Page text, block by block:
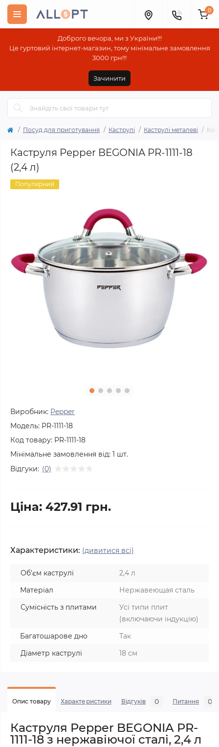
Доброго вечора, ми з України!!!
Це гуртовий інтернет-магазин, тому мінімальне замовлення
3000 грн!!!
Зачинити
0
Посуд для приготування Каструлі Каструлі металеві
Каструля Pepper BEGONIA PR-1111-18
(2,4 л)
Популярний
Виробник: Pepper
Модель: PR-1111-18
Код товару: PR-1111-18
Мінімальне замовлення від: 1 шт.
Відгуки: (0)
Ціна: 427.91 грн.
Характеристики: (дивитися всі)
Об'єм каструлі
2,4 л
Матеріал
Нержавеющая сталь
Сумісність з плитами
Усі типи плит
(включаючи індукцію)
Багатошарове дно
Так
Діаметр каструлі
18 см
Опис товару Характеристики Відгуків 0 Питання 0
Каструля Pepper BEGONIA PR-
1111-18 з нержавіючої сталі, 2,4 л